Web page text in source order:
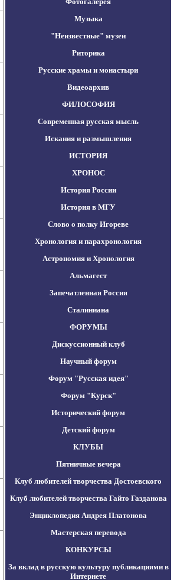
Музыка
"Неизвестные" музеи
Риторика
Русские храмы и монастыри
Видеоархив
ФИЛОСОФИЯ
Современная русская мысль
Искания и размышления
ИСТОРИЯ
ХРОНОС
История России
История в МГУ
Слово о полку Игореве
Хронология и парахронология
Астрономия и Хронология
Альмагест
Запечатленная Россия
Сталиниана
ФОРУМЫ
Дискуссионный клуб
Научный форум
Форум "Русская идея"
Форум "Курск"
Исторический форум
Детский форум
КЛУБЫ
Пятничные вечера
Клуб любителей творчества Достоевского
Клуб любителей творчества Гайто Газданова
Энциклопедия Андрея Платонова
Мастерская перевода
КОНКУРСЫ
За вклад в русскую культуру публикациями в
Интернете